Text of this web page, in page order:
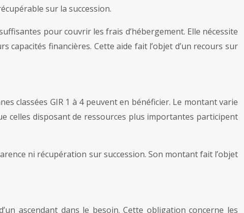
sur la succession.
pour couvrir les frais d’hébergement. Elle nécessite
capacités financières. Cette aide fait l’objet d’un recours sur
classées GIR 1 à 4 peuvent en bénéficier. Le montant varie
celles disposant de ressources plus importantes participent
ni récupération sur succession. Son montant fait l’objet
ascendant dans le besoin. Cette obligation concerne les